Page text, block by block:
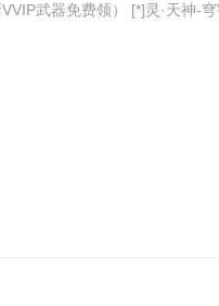
武器免费领） [*]灵·天神-